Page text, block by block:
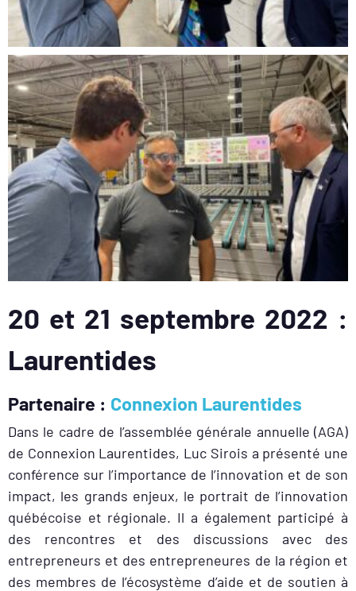
20 et 21 septembre 2022 :
Laurentides
Partenaire : Connexion Laurentides
Dans le cadre de l’assemblée générale annuelle (AGA)
de Connexion Laurentides, Luc Sirois a présenté une
conférence sur l’importance de l’innovation et de son
impact, les grands enjeux, le portrait de l’innovation
québécoise et régionale. Il a également participé à
des rencontres et des discussions avec des
entrepreneurs et des entrepreneures de la région et
des membres de l’écosystème d’aide et de soutien à